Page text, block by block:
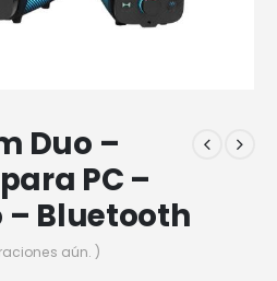
Duo –
PC –
Bluetooth
aún. )